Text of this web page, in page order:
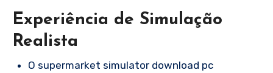
Experiência de Simulação
Realista
O supermarket simulator download pc